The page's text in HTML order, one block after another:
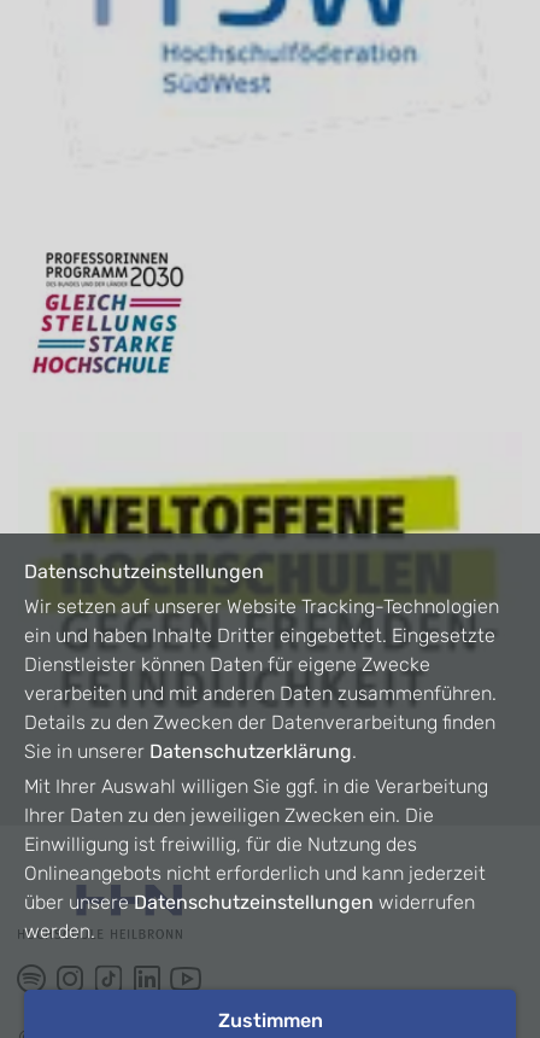
Datenschutzeinstellungen
Wir setzen auf unserer Website Tracking-Technologien
ein und haben Inhalte Dritter eingebettet. Eingesetzte
Dienstleister können Daten für eigene Zwecke
verarbeiten und mit anderen Daten zusammenführen.
Details zu den Zwecken der Datenverarbeitung finden
Sie in unserer Datenschutzerklärung.
Mit Ihrer Auswahl willigen Sie ggf. in die Verarbeitung
Ihrer Daten zu den jeweiligen Zwecken ein. Die
Einwilligung ist freiwillig, für die Nutzung des
Onlineangebots nicht erforderlich und kann jederzeit
über unsereDatenschutzeinstellungen widerrufen
werden.
Zustimmen